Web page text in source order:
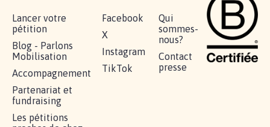
Lancer votre
pétition
Blog - Parlons
Mobilisation
Accompagnement
Partenariat et
fundraising
Les pétitions
Facebook
X
Instagram
TikTok
Qui
sommes-
nous?
Contact
presse